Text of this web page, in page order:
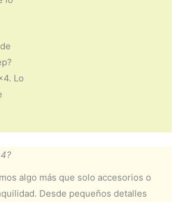
Lo
algo más que solo accesorios o
Desde pequeños detalles